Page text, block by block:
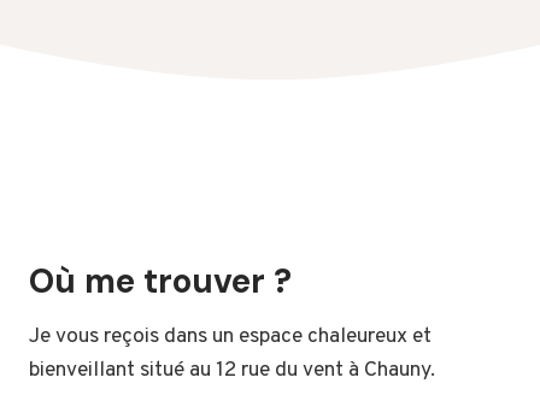
Où me trouver ?
Je vous reçois dans un espace chaleureux et
bienveillant situé au 12 rue du vent à Chauny.